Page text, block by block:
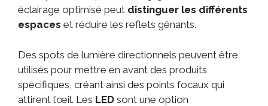
éclairage optimisé peut distinguer les différents
espaces et réduire les reflets gênants.
Des spots de lumière directionnels peuvent être
utilisés pour mettre en avant des produits
spécifiques, créant ainsi des points focaux qui
attirent l’œil. Les LED sont une option